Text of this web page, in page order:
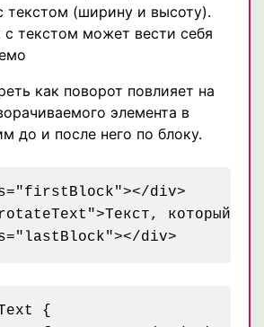
текстом (ширину и высоту).
с текстом может вести себя
как поворот повлияет на
элемента в
до и после него по блоку.
div>
который
{